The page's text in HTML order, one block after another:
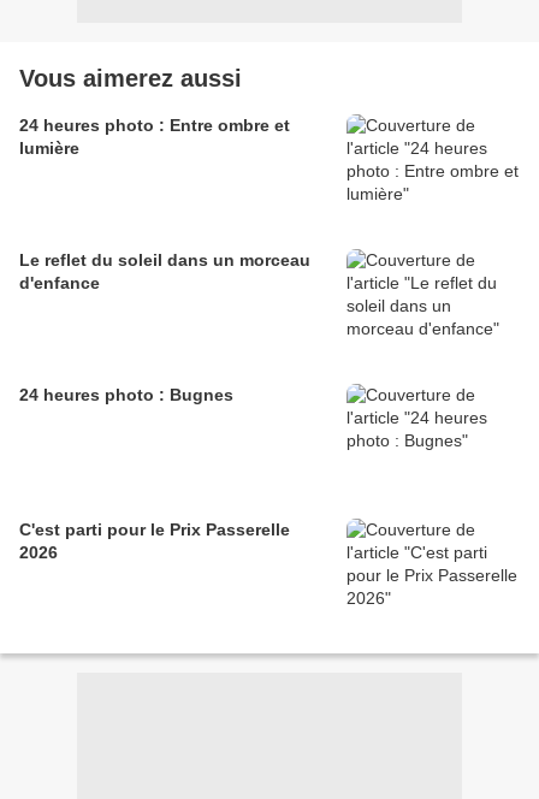
Vous aimerez aussi
24 heures photo : Entre ombre et
lumière
Le reflet du soleil dans un morceau
d'enfance
24 heures photo : Bugnes
C'est parti pour le Prix Passerelle
2026